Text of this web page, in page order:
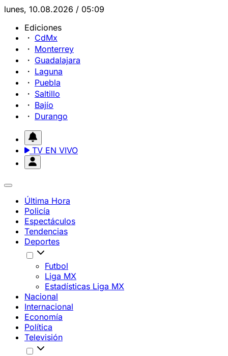
lunes, 10.08.2026 / 05:09
Ediciones
CdMx
Monterrey
Guadalajara
Laguna
Puebla
Saltillo
Bajío
Durango
TV EN VIVO
Última Hora
Policía
Espectáculos
Tendencias
Deportes
Futbol
Liga MX
Estadísticas Liga MX
Nacional
Internacional
Economía
Política
Televisión